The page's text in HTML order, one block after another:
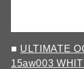
■ ULTIMATE
15aw003